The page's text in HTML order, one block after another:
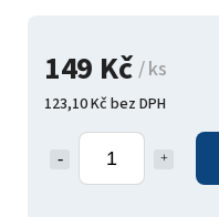
149 Kč / ks
123,10 Kč bez DPH